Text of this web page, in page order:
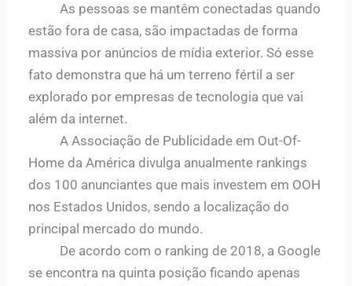
As pessoas se mantêm conectadas quando
estão fora de casa, são impactadas de forma
massiva por anúncios de mídia exterior. Só esse
fato demonstra que há um terreno fértil a ser
explorado por empresas de tecnologia que vai
além da internet.
A Associação de Publicidade em Out-Of-
Home da América divulga anualmente rankings
dos 100 anunciantes que mais investem em OOH
nos Estados Unidos, sendo a localização do
principal mercado do mundo.
De acordo com o ranking de 2018, a Google
se encontra na quinta posição ficando apenas